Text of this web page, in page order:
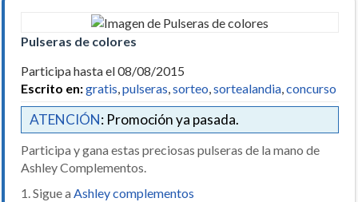
Pulseras de colores
Participa hasta el 08/08/2015
Escrito en:gratis,pulseras,sorteo,sortealandia,concurso
ATENCIÓN: Promoción ya pasada.
Participa y gana estas preciosas pulseras de la mano de
Ashley Complementos.
1. Sigue a Ashley complementos